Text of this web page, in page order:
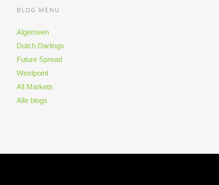
BLOG MENU
Algemeen
Dutch Darlings
Future Spread
Westpoint
All Markets
Alle blogs